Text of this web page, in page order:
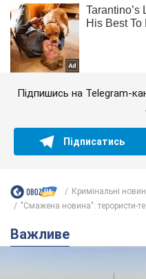
Підпишись на Telegram-
Підписатись
Кримінальні
"Смажена новина": терористи-
Важливе